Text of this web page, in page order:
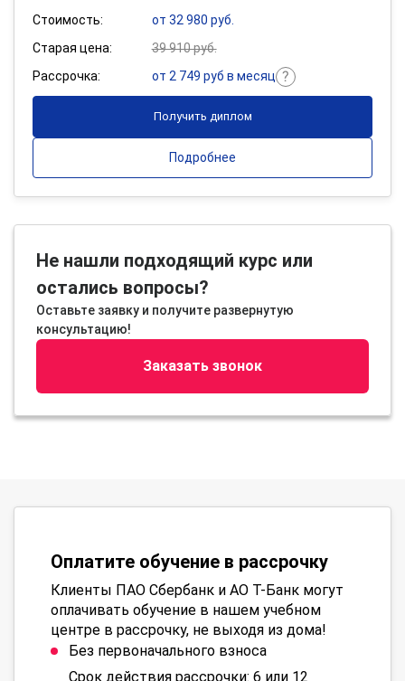
Стоимость:
от 32 980 руб.
Старая цена:
39 910 руб.
Рассрочка:
от 2 749 руб в месяц
Получить диплом
Подробнее
Не нашли подходящий курс или
остались вопросы?
Оставьте заявку и получите развернутую
консультацию!
Заказать звонок
Оплатите обучение в рассрочку
Клиенты ПАО Сбербанк и АО Т-Банк могут
оплачивать обучение в нашем учебном
центре в рассрочку, не выходя из дома!
Без первоначального взноса
Срок действия рассрочки: 6 или 12